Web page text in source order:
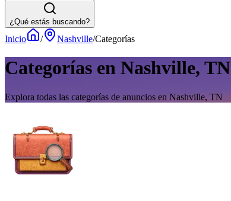
¿Qué estás buscando?
Inicio / Nashville/Categorías
Categorías en Nashville, TN
Explora todas las categorías de anuncios en Nashville, TN